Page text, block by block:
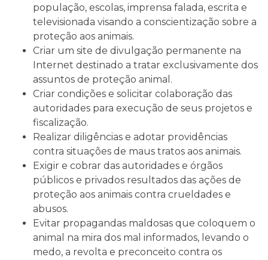
população, escolas, imprensa falada, escrita e
televisionada visando a conscientização sobre a
proteção aos animais.
Criar um site de divulgação permanente na
Internet destinado a tratar exclusivamente dos
assuntos de proteção animal.
Criar condições e solicitar colaboração das
autoridades para execução de seus projetos e
fiscalização.
Realizar diligências e adotar providências
contra situações de maus tratos aos animais.
Exigir e cobrar das autoridades e órgãos
públicos e privados resultados das ações de
proteção aos animais contra crueldades e
abusos.
Evitar propagandas maldosas que coloquem o
animal na mira dos mal informados, levando o
medo, a revolta e preconceito contra os